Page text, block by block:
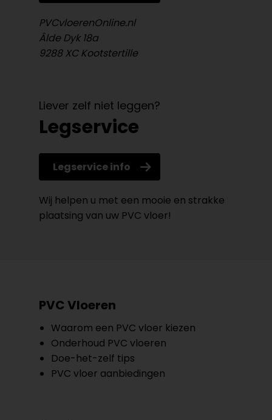
PVCvloerenOnline.nl
Âlde Dyk 18a
9288 XC Kootstertille
Liever zelf niet leggen?
Legservice
Legservice info
Wij helpen u met een mooie en strakke
plaatsing van uw PVC vloer!
PVC Vloeren
Waarom een PVC vloer kiezen
Onderhoud PVC vloeren
Doe-het-zelf tips
PVC vloer aanbiedingen